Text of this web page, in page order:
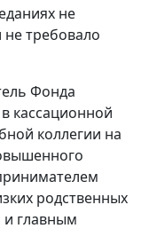
не
не требовало
Фонда
кассационной
коллегии на
родственных
главным